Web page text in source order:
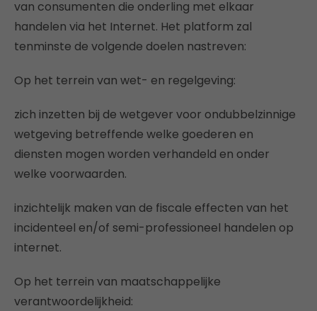
van consumenten die onderling met elkaar
handelen via het Internet. Het platform zal
tenminste de volgende doelen nastreven:
Op het terrein van wet- en regelgeving:
zich inzetten bij de wetgever voor ondubbelzinnige
wetgeving betreffende welke goederen en
diensten mogen worden verhandeld en onder
welke voorwaarden.
inzichtelijk maken van de fiscale effecten van het
incidenteel en/of semi-professioneel handelen op
internet.
Op het terrein van maatschappelijke
verantwoordelijkheid: